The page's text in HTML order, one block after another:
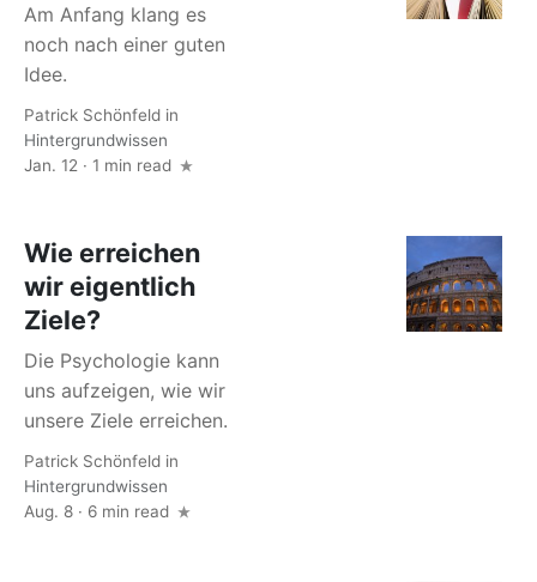
Am Anfang klang es
noch nach einer guten
Idee.
Patrick Schönfeld in
Hintergrundwissen
Jan. 12 · 1 min read
Wie erreichen
wir eigentlich
Ziele?
Die Psychologie kann
uns aufzeigen, wie wir
unsere Ziele erreichen.
Patrick Schönfeld in
Hintergrundwissen
Aug. 8 · 6 min read